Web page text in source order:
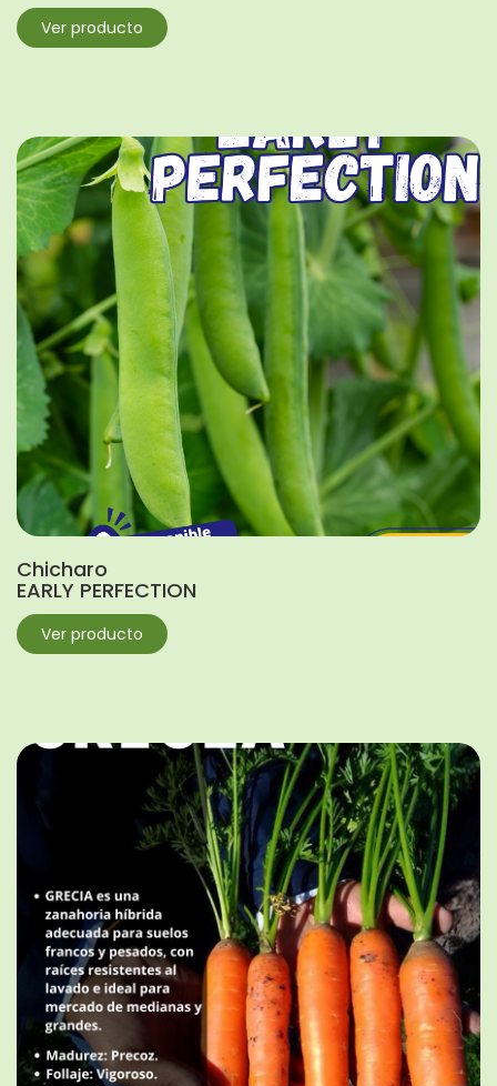
Ver producto
Chicharo
EARLY PERFECTION
Ver producto